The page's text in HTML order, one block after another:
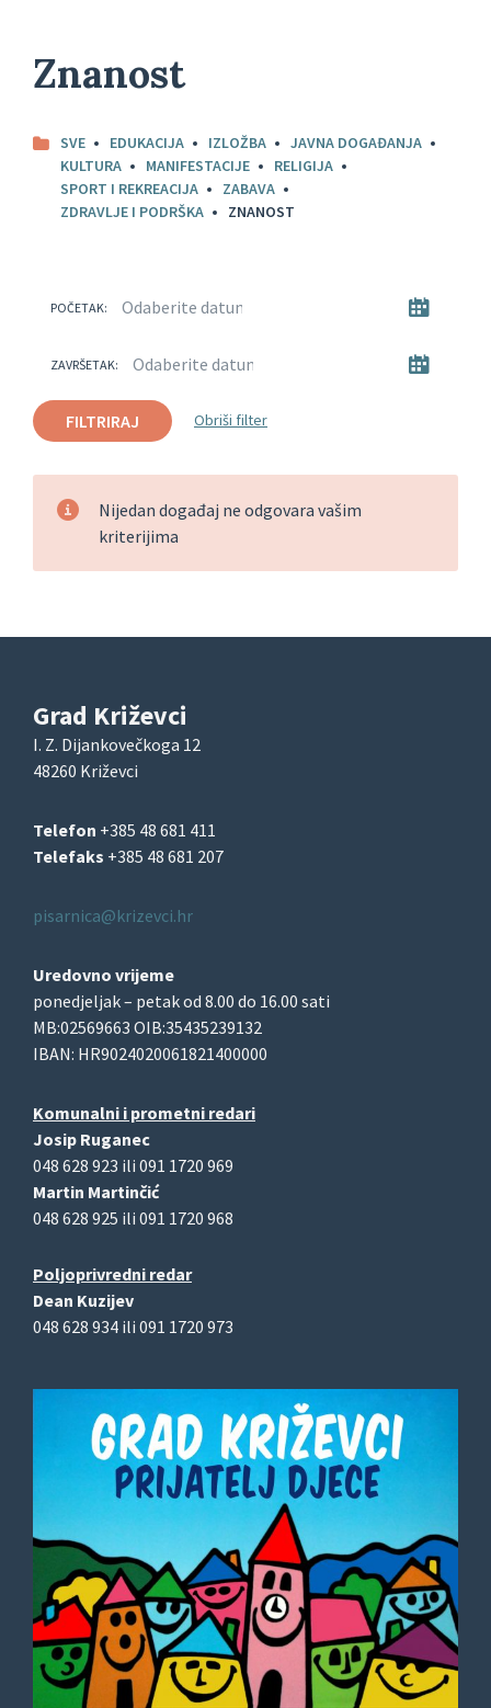
Znanost
SVE EDUKACIJA IZLOŽBA
JAVNA DOGAĐANJA
KULTURA
MANIFESTACIJE
RELIGIJA
SPORT I REKREACIJA
ZABAVA
ZDRAVLJE I PODRŠKA
ZNANOST
POČETAK:
ZAVRŠETAK:
FILTRIRAJ Obriši filter
Nijedan događaj ne odgovara vašim
kriterijima
Grad Križevci
I. Z. Dijankovečkoga 12
48260 Križevci
Telefon +385 48 681 411
Telefaks +385 48 681 207
pisarnica@krizevci.hr
Uredovno vrijeme
ponedjeljak – petak od 8.00 do 16.00 sati
MB:02569663 OIB:35435239132
IBAN: HR9024020061821400000
Komunalni i prometni redari
Josip Ruganec
048 628 923 ili 091 1720 969
Martin Martinčić
048 628 925 ili 091 1720 968
Poljoprivredni redar
Dean Kuzijev
048 628 934 ili 091 1720 973